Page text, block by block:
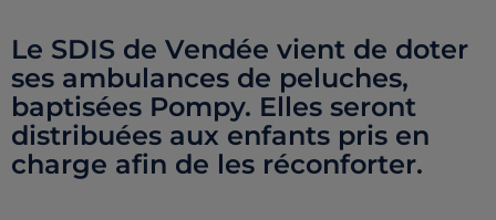
Le SDIS de Vendée vient de doter
ses ambulances de peluches,
baptisées Pompy. Elles seront
distribuées aux enfants pris en
charge afin de les réconforter.